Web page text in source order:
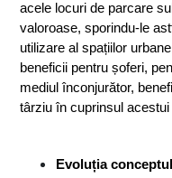
acele locuri de parcare
valoroase, sporindu-le
utilizare al spațiilor
beneficii pentru șoferi,
mediul înconjurător,
târziu în cuprinsul acestui
Evoluția